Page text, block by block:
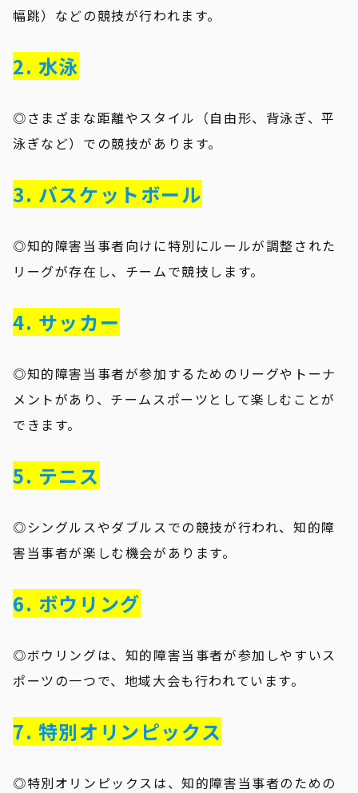
幅跳）などの競技が行われます。
2. 水泳
◎さまざまな距離やスタイル（自由形、背泳ぎ、平
泳ぎなど）での競技があります。
3. バスケットボール
◎知的障害当事者向けに特別にルールが調整された
リーグが存在し、チームで競技します。
4. サッカー
◎知的障害当事者が参加するためのリーグやトーナ
メントがあり、チームスポーツとして楽しむことが
できます。
5. テニス
◎シングルスやダブルスでの競技が行われ、知的障
害当事者が楽しむ機会があります。
6. ボウリング
◎ボウリングは、知的障害当事者が参加しやすいス
ポーツの一つで、地域大会も行われています。
7. 特別オリンピックス
◎特別オリンピックスは、知的障害当事者のための